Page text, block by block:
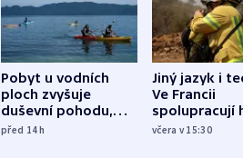
Pobyt u vodních
ploch zvyšuje
duševní pohodu,
ukázala
před 14h
Jiný jazyk i
Ve Francii
spolupracují
různých zemí
včera v 15:30